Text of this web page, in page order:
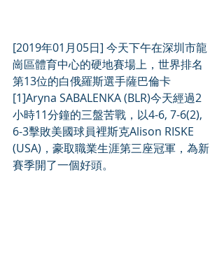
[2019年01月05日] 今天下午在深圳市龍
崗區體育中心的硬地賽場上，世界排名
第13位的白俄羅斯選手薩巴倫卡
[1]Aryna SABALENKA (BLR)今天經過2
小時11分鐘的三盤苦戰，以4-6, 7-6(2),
6-3擊敗美國球員裡斯克Alison RISKE
(USA)，豪取職業生涯第三座冠軍，為新
賽季開了一個好頭。